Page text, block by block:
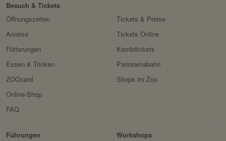
Besuch & Tickets
Öffnungszeiten
Anreise
Fütterungen
Essen & Trinken
ZOOcard
Tickets & Preise
Tickets Online
Kombitickets
Panoramabahn
Shops im Zoo
Online-Shop
FAQ
Zoo
Führungen
Workshops
&